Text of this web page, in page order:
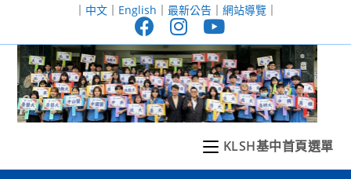
至
｜ 中文｜ English ｜ 最新公告｜ 網站導覽｜
KLSH基中首頁選單